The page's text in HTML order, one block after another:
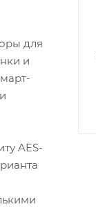
для
и
AES-